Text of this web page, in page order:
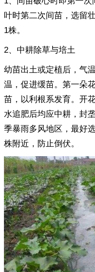
叶时第二次间苗，选留
1株。
2、中耕除草与培土
幼苗出土或定植后，气
温，促进缓苗。第一朵
苗，以利根系发育。开
水追肥后均应中耕，封
季暴雨多风地区，最好
株附近，防止倒伏。